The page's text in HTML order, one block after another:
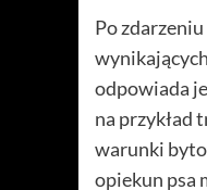
Po
odpowiada
na przykład
warunki
opiekun psa